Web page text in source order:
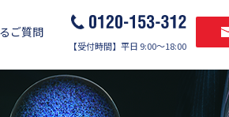
ご質問
【受付時間】平日 9:00～18:00